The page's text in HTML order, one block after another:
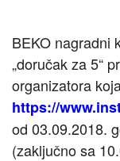
BEKO nagradni
„doručak za 5“
organizatora
https://
od 03.09.2018.
(zaključno sa